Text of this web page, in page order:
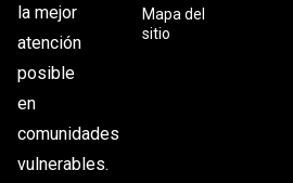
la mejor
atención
posible
en
comunidades
vulnerables.
Mapa del
sitio